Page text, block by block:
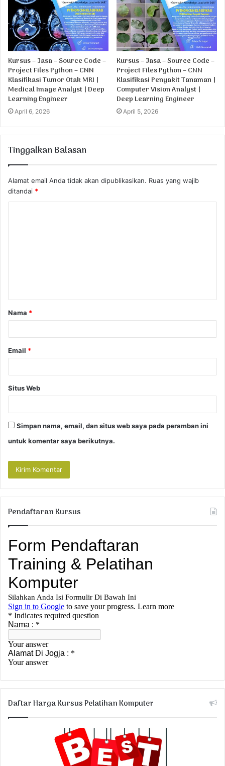
Kursus – Jasa – Source Code –
Project Files Python – CNN
Klasifikasi Tumor Otak MRI |
Medical Image Analyst | Deep
Learning Engineer
April 6, 2026
Kursus – Jasa – Source Code –
Project Files Python – CNN
Klasifikasi Penyakit Tanaman |
Computer Vision Analyst |
Deep Learning Engineer
April 5, 2026
Tinggalkan Balasan
Alamat email Anda tidak akan dipublikasikan. Ruas yang wajib
ditandai *
a
r
Nama *
Email *
Situs Web
Simpan nama, email, dan situs web saya pada peramban ini
untuk komentar saya berikutnya.
Pendaftaran Kursus
Daftar Harga Kursus Pelatihan Komputer